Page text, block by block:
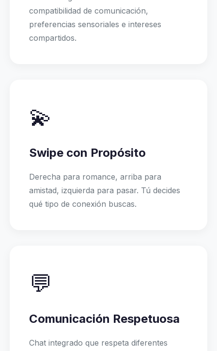
compatibilidad de comunicación,
preferencias sensoriales e intereses
compartidos.
💫
Swipe con Propósito
Derecha para romance, arriba para
amistad, izquierda para pasar. Tú decides
qué tipo de conexión buscas.
💬
Comunicación Respetuosa
Chat integrado que respeta diferentes